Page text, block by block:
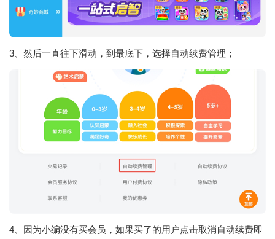
3、然后一直往下滑动，到最底下，选择自动续费管理；
4、因为小编没有买会员，如果买了的用户点击取消自动续费即